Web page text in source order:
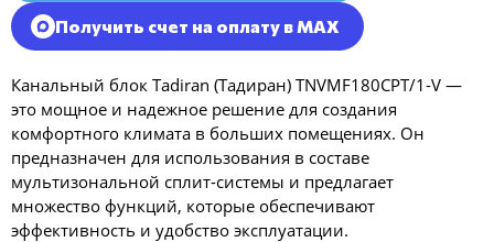
Получить счет на оплату в MAX
Канальный блок Tadiran (Тадиран) TNVMF180CPT/1-V —
это мощное и надежное решение для создания
комфортного климата в больших помещениях. Он
предназначен для использования в составе
мультизональной сплит-системы и предлагает
множество функций, которые обеспечивают
эффективность и удобство эксплуатации.